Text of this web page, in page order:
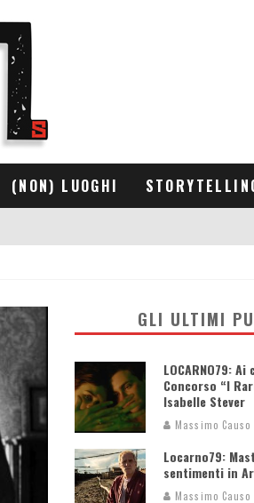
(NON) LUOGHI
GLI ULTIMI
LOCARNO79:
Concorso “I
Isabelle Stever
Massimo Causo
Locarno79:
sentimenti in
Massimo Causo